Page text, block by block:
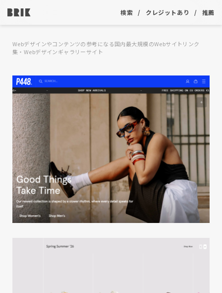
検索 クレジットあり 推薦
Webデザインやコンテンツの参考になる国内最大規模のWebサイトリンク
集・Webデザインギャラリーサイト